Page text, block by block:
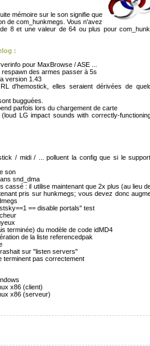
mémoire sur le son signifie que
de com_hunkmegs. Vous n'avez
8 et une valeur de 64 ou plus pour
:
pour MaxBrowse / ASE ...
respawn des armes passer à 5s
version 1.43
d'hemostick, elles seraient dérivées de
bugguées.
parfois lors du chargement de carte
LG impact sounds with correctly-
/ midi / ... polluent la config que si le
son
snd_dma
cassé : il utilise maintenant que 2x plus (au lieu
pris sur hunkmegs; vous devez donc
== disable portals" test
terminée) du modèle de code idMD4
de la liste referencedpak
sur "listen servers"
terminent pas correctement
x86 (client)
x86 (serveur)